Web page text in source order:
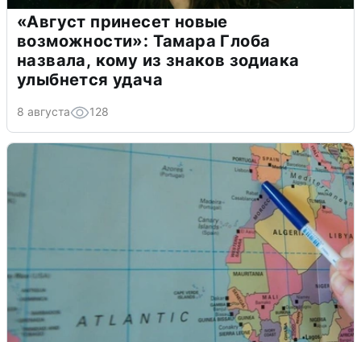
«Август принесет новые
возможности»: Тамара Глоба
назвала, кому из знаков зодиака
улыбнется удача
8 августа 128